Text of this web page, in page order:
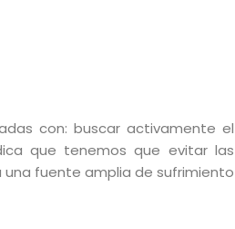
con: buscar activamente el
que tenemos que evitar las
fuente amplia de sufrimiento